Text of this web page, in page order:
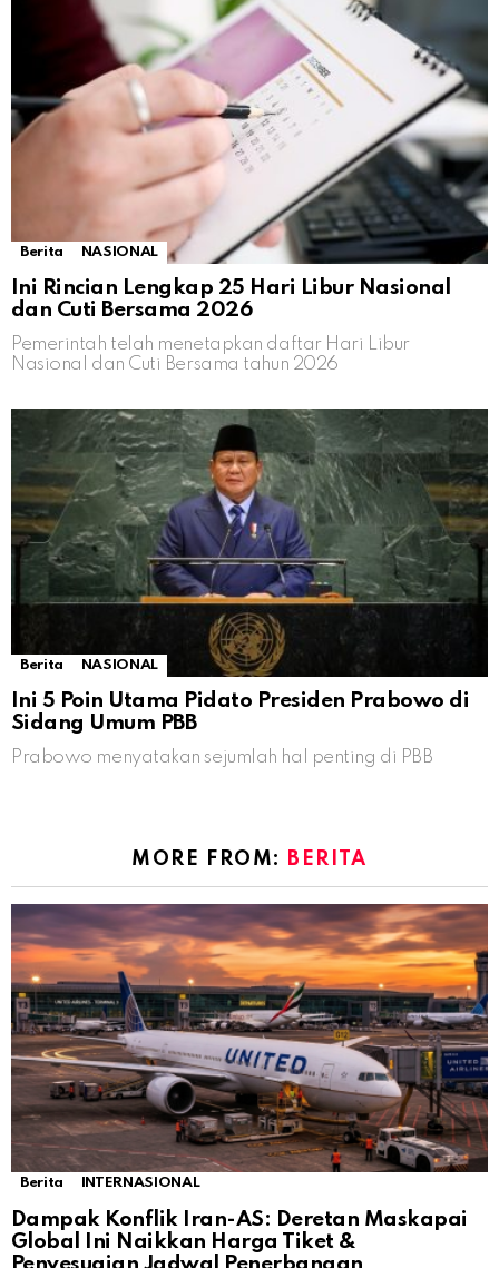
Berita NASIONAL
Ini Rincian Lengkap 25 Hari Libur Nasional
dan Cuti Bersama 2026
Pemerintah telah menetapkan daftar Hari Libur
Nasional dan Cuti Bersama tahun 2026
Berita NASIONAL
Ini 5 Poin Utama Pidato Presiden Prabowo di
Sidang Umum PBB
Prabowo menyatakan sejumlah hal penting di PBB
MORE FROM: BERITA
Berita INTERNASIONAL
Dampak Konflik Iran-AS: Deretan Maskapai
Global Ini Naikkan Harga Tiket &